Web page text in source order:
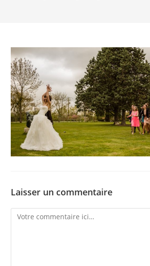
Laisser un commentaire
Comment